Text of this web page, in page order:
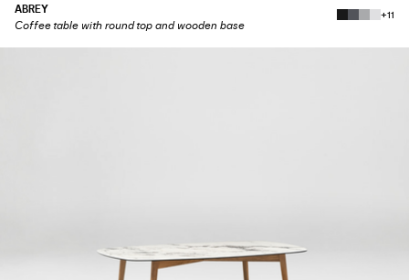
ABREY
Coffee table with round top and wooden base
+11